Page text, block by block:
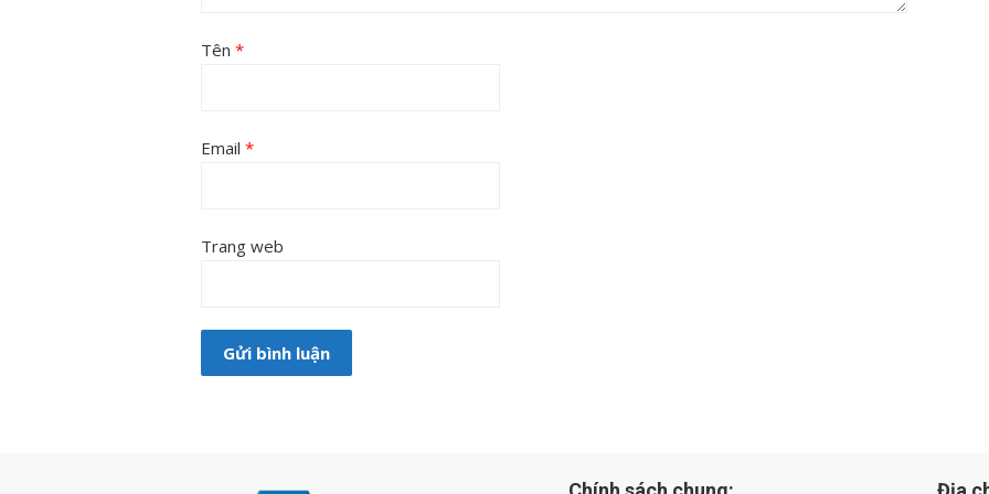
Tên *
Email *
Trang web